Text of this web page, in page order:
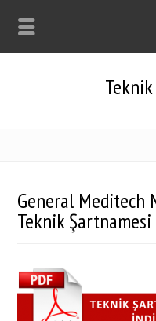
General Meditech
Teknik Şartnamesi